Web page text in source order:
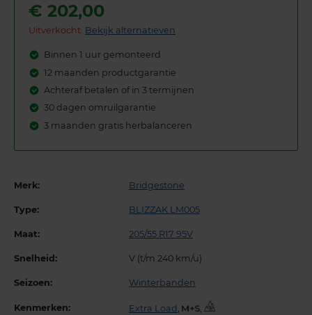
€ 202,00
Uitverkocht: Bekijk alternatieven
Binnen 1 uur gemonteerd
12 maanden productgarantie
Achteraf betalen of in 3 termijnen
30 dagen omruilgarantie
3 maanden gratis herbalanceren
Merk: Bridgestone
Type: BLIZZAK LM005
Maat: 205/55 R17 95V
Snelheid: V (t/m 240 km/u)
Seizoen: Winterbanden
Kenmerken: Extra Load , ,